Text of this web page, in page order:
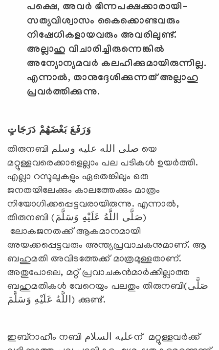
പക്ഷെ, അവര്‍ ഭിന്നപക്ഷക്കാരായി-
സത്യവിശ്വാസം കൈക്കൊണ്ടവരും
നിഷേധികളായവരും അവരിലുണ്ട്.
അല്ലാഹു വിചാരിച്ചിരുന്നെങ്കില്‍
അന്യോന്യമവര്‍ കലഹിക്കുമായിരുന്നില്ല.
എന്നാല്‍, താനുദ്ദേശിക്കുന്നത് അല്ലാഹു
പ്രവര്‍ത്തിക്കുന്നു.
وَرَفَعَ بَعْضَهُمْ دَرَجَاتٍ
തിരുനബി صلى الله عليه وسلم യെ
മറ്റുള്ളവരെക്കാളെല്ലാം പല പടികള്‍ ഉയര്‍ത്തി.
എല്ലാ റസൂലുകളും ഏതെങ്കിലും ഒരു
ജനതയിലേക്കും കാലത്തേക്കും മാത്രം
നിയോഗിക്കപ്പെട്ടവരായിരുന്നു. എന്നാല്‍,
തിരുനബി (صَلَّى اللَّهُ عَلَيْهِ وَسَلَّمَ)
ലോകജനതക്ക് ആകമാനമായി
അയക്കപ്പെട്ടവരും അന്ത്യപ്രവാചകനുമാണ്. ആ
ബഹുമതി അവിടത്തേക്ക് മാത്രമുള്ളതാണ്.
അതുപോലെ, മറ്റ് പ്രവാചകന്‍മാര്‍ക്കില്ലാത്ത
ബഹുമതികള്‍ വേറെയും പലതും തിരുനബി(صَلَّى
اللَّهُ عَلَيْهِ وَسَلَّمَ) ക്കുണ്ട്.
ഇബ്‌റാഹീം നബി عليه السلامന് മറ്റുള്ളവര്‍ക്ക്